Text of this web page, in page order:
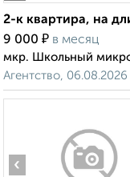
2-к квартира, на
9 000 ₽ в месяц
мкр. Школьный
Агентство, 06.08.2026
‹